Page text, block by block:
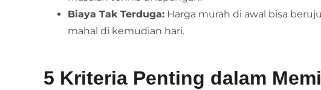
Biaya Tak Terduga: Harga murah di awal bisa
mahal di kemudian hari.
5 Kriteria Penting dalam